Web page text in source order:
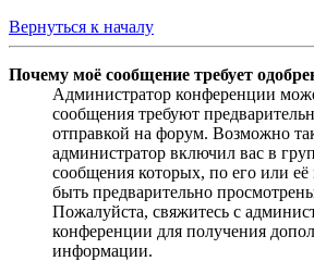
Вернуться к началу
Почему моё сообщение требует
Администратор конференции
сообщения требуют
отправкой на форум. Возможно
администратор включил вас в
сообщения которых, по его или
быть предварительно
Пожалуйста, свяжитесь с
конференции для получения
информации.